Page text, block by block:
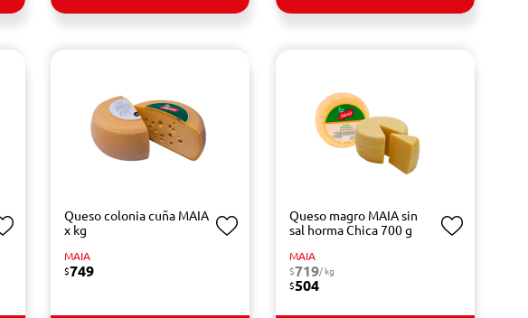
Queso colonia cuña MAIA
x kg
MAIA
$749
Queso magro MAIA sin
sal horma Chica 700 g
MAIA
$719/ kg
$504